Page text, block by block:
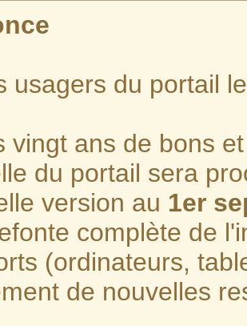
usagers du portail
vingt ans de bons
du portail sera
version au 1er
complète de
(ordinateurs,
de nouvelles